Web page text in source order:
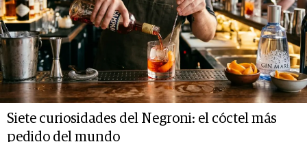
Siete curiosidades del Negroni: el cóctel más
pedido del mundo